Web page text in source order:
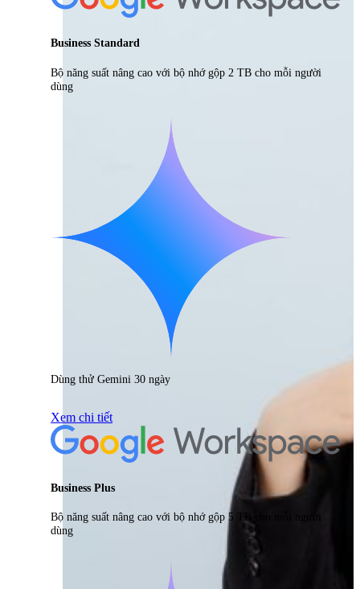
Business Standard
Bộ năng suất nâng cao với bộ nhớ gộp 2 TB cho mỗi người
dùng
Dùng thử Gemini 30 ngày
Xem chi tiết
Business Plus
Bộ năng suất nâng cao với bộ nhớ gộp 5 TB cho mỗi người
dùng